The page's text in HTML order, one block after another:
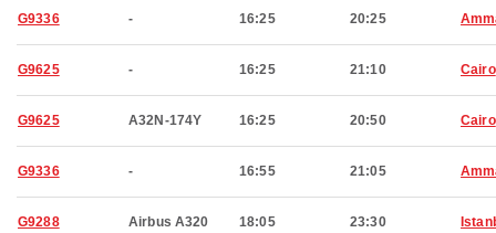
G9336 - 16:25 20:25
G9625 - 16:25 21:10 Cairo
G9625 A32N-174Y 16:25 20:50 Cairo
G9336 - 16:55 21:05
G9288 Airbus A320 18:05 23:30